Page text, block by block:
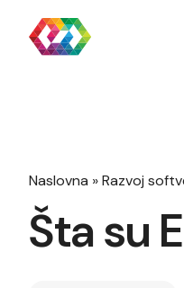
Naslovna »Razvoj
Šta su